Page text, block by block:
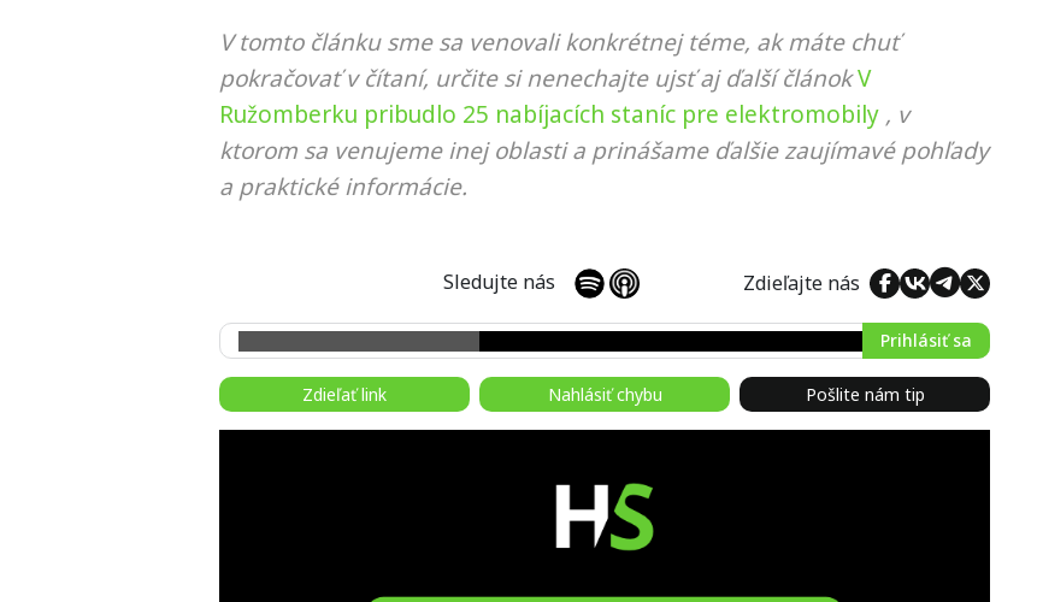
V tomto článku sme sa venovali konkrétnej téme, ak máte chuť
pokračovať v čítaní, určite si nenechajte ujsť aj ďalší článokV
Ružomberku pribudlo 25 nabíjacích staníc pre elektromobily , v
ktorom sa venujeme inej oblasti a prinášame ďalšie zaujímavé pohľady
a praktické informácie.
Sledujte nás Zdieľajte nás
Prihlásiť sa
Zdieľať link Nahlásiť chybu Pošlite nám tip